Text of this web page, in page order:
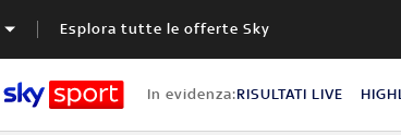
Esplora tutte le offerte Sky
In evidenza:RISULTATI LIVE